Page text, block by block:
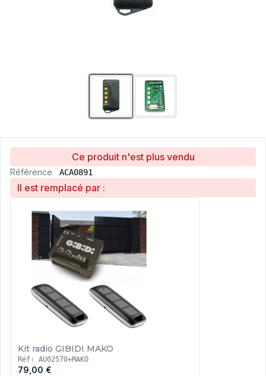
Ce produit n'est plus vendu
Référence ACA0891
Il est remplacé par :
Kit radio GIBIDI MAKO
Réf: AU02570+MAKO
79,00 €